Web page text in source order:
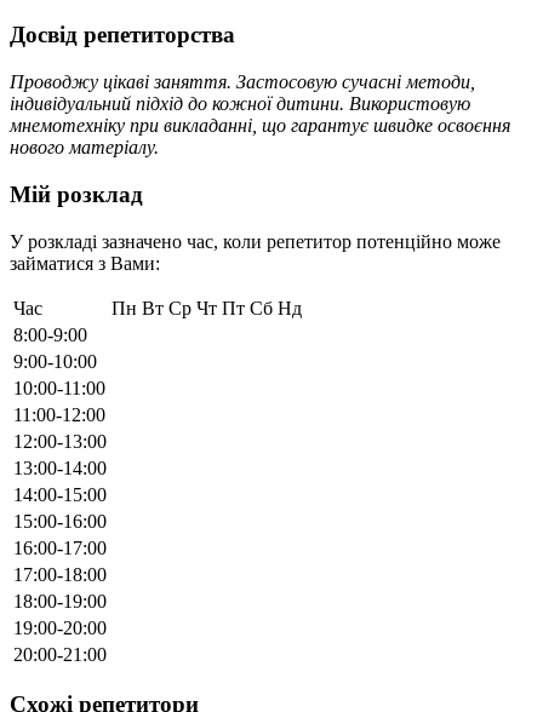
Досвід репетиторства
Проводжу цікаві заняття. Застосовую сучасні методи,
індивідуальний підхід до кожної дитини. Використовую
мнемотехніку при викладанні, що гарантує швидке освоєння
нового матеріалу.
Мій розклад
У розкладі зазначено час, коли репетитор потенційно може
займатися з Вами:
Час Пн Вт Ср Чт Пт Сб Нд
8:00-9:00
9:00-10:00
10:00-11:00
11:00-12:00
12:00-13:00
13:00-14:00
14:00-15:00
15:00-16:00
16:00-17:00
17:00-18:00
18:00-19:00
19:00-20:00
20:00-21:00
Схожі репетитори